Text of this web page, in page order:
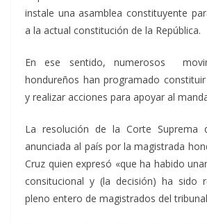
instale una asamblea constituyente
a la actual constitución de la República.
En ese sentido, numerosos
hondureños han programado
y realizar acciones para apoyar al
La resolución de la Corte Suprema
anunciada al país por la magistrada
Cruz quien expresó «que ha habido
consitucional y (la decisión) ha sido
pleno entero de magistrados del